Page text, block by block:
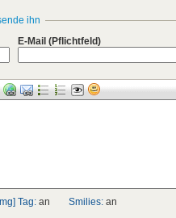
ihn
E-Mail (Pflichtfeld)
Tag: an Smilies: an